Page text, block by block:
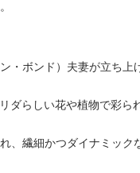
ンド）夫妻が立ち上
らしい花や植物で彩ら
繊細かつダイナミック